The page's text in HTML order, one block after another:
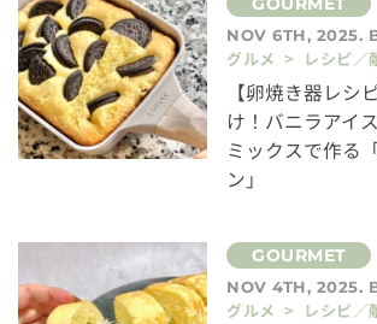
NOV 6TH, 2025.
グルメ > レシピ／
【卵焼き器レシ
け！バニラアイ
ミックスで作る
ン」
NOV 4TH, 2025.
グルメ > レシピ／